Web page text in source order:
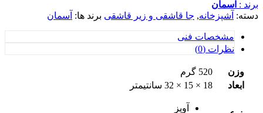
, جا قاشقی و زیر قاشقی برند ها:آسمان
فنی
520 گرم